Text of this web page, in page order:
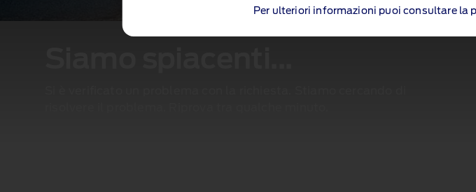
Per ulteriori informazioni puoi consultare la